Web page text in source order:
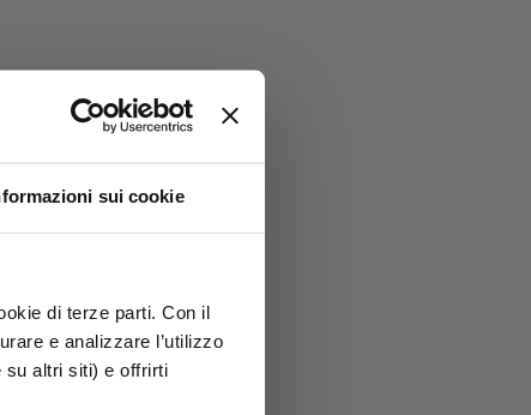
sui cookie
di terze parti. Con il
e analizzare l’utilizzo
su altri siti) e offrirti